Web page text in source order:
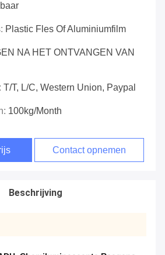
Plastic Fles Of Aluminiumfilm
NA HET ONTVANGEN VAN
T/T, L/C, Western Union, Paypal
100kg/month
Contact opnemen
Beschrijving